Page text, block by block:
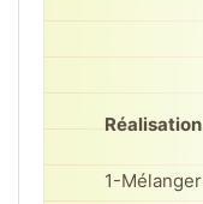
Réalisation
1-